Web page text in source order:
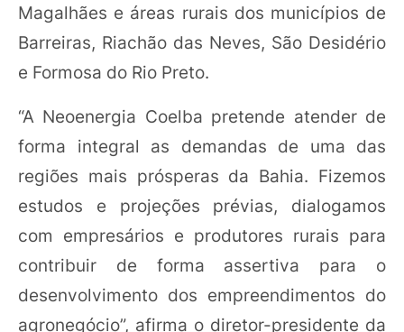
Magalhães e áreas rurais dos municípios de
Barreiras, Riachão das Neves, São Desidério
e Formosa do Rio Preto.
“A Neoenergia Coelba pretende atender de
forma integral as demandas de uma das
regiões mais prósperas da Bahia. Fizemos
estudos e projeções prévias, dialogamos
com empresários e produtores rurais para
contribuir de forma assertiva para o
desenvolvimento dos empreendimentos do
agronegócio”, afirma o diretor-presidente da